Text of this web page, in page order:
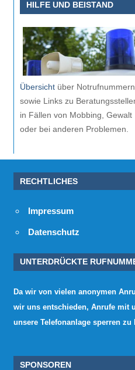
HILFE UND BEISTAND
Übersichtüber Notrufnummern
sowie Links zu
in Fällen von Mobbing, Gewalt
oder bei anderen Problemen.
RECHTLICHES
Impressum
Datenschutz
UNTERDRÜCKTE
Da wir von vielen anonymen
wir uns entschieden, Anrufe mit
unsere Telefonanlage sperren zu
SPONSOREN